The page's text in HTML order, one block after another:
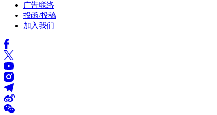
广告联络
投函/投稿
加入我们